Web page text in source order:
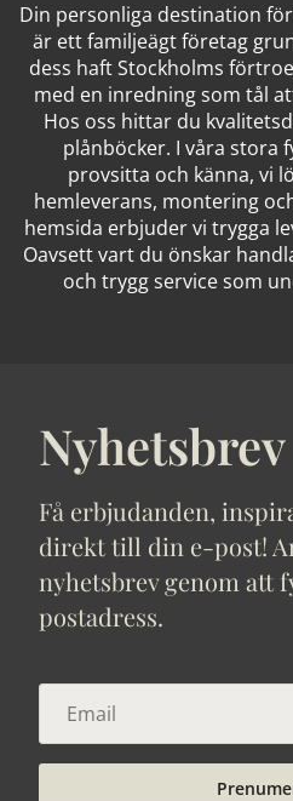
Din personliga destination
är ett familjeägt företag
dess haft Stockholms
med en inredning som tål
Hos oss hittar du
plånböcker. I våra stora
provsitta och känna, vi
hemleverans, montering
hemsida erbjuder vi trygga
Oavsett vart du önskar
och trygg service som
Nyhetsbrev
Få erbjudanden,
direkt till din e-post!
nyhetsbrev genom att
postadress.